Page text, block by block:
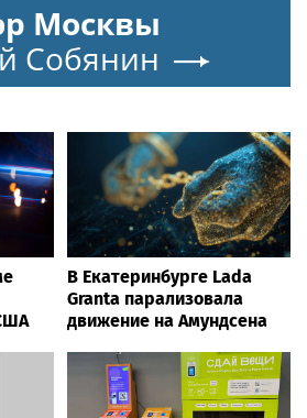
Москвы
Собянин
В Екатеринбурге Lada
Granta парализовала
движение на Амундсена